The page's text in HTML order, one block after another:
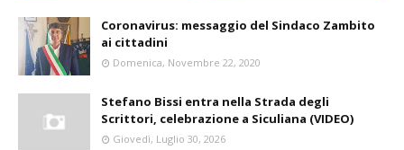
Coronavirus: messaggio del Sindaco Zambito
ai cittadini
Domenica, Novembre 22, 2020
Stefano Bissi entra nella Strada degli
Scrittori, celebrazione a Siculiana (VIDEO)
Giovedì, Luglio 30, 2026